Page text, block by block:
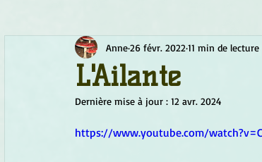
Chamanisme Champignons Conscience
Fleurs de Bach Géométrie sacrée
L'Ailante
Anne26 févr. 2022 11 min de lecture
Dernière mise à jour : 12 avr. 2024
https://www.youtube.com/